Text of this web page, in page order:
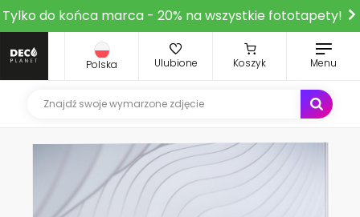
Tylko do końca marca - 20% na wszystkie fototapety!
Polska Ulubione Koszyk Menu